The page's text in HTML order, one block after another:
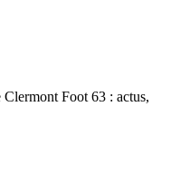
Foot 63 : actus,